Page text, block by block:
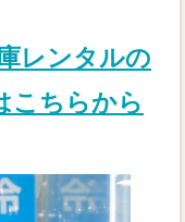
レンタルの
こちらから